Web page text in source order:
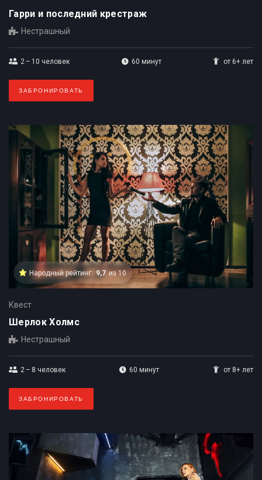
Гарри и последний крестраж
Нестрашный
2 – 10 человек 60 минут от 6+ лет
ЗАБРОНИРОВАТЬ
Народный рейтинг: 9,7 из 10
Квест
Шерлок Холмс
Нестрашный
2 – 8 человек 60 минут от 8+ лет
ЗАБРОНИРОВАТЬ